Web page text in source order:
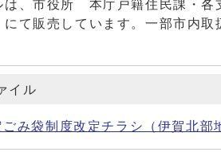
は、市役所 本庁戸籍住民課・各
にて販売しています。一部市内
イル
ごみ袋制度改定チラシ（伊賀北